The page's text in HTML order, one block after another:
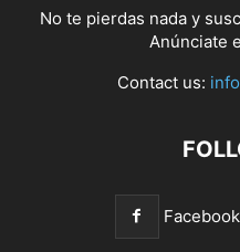
No te pierdas nada y
Anúnciate
Contact us:
Facebook